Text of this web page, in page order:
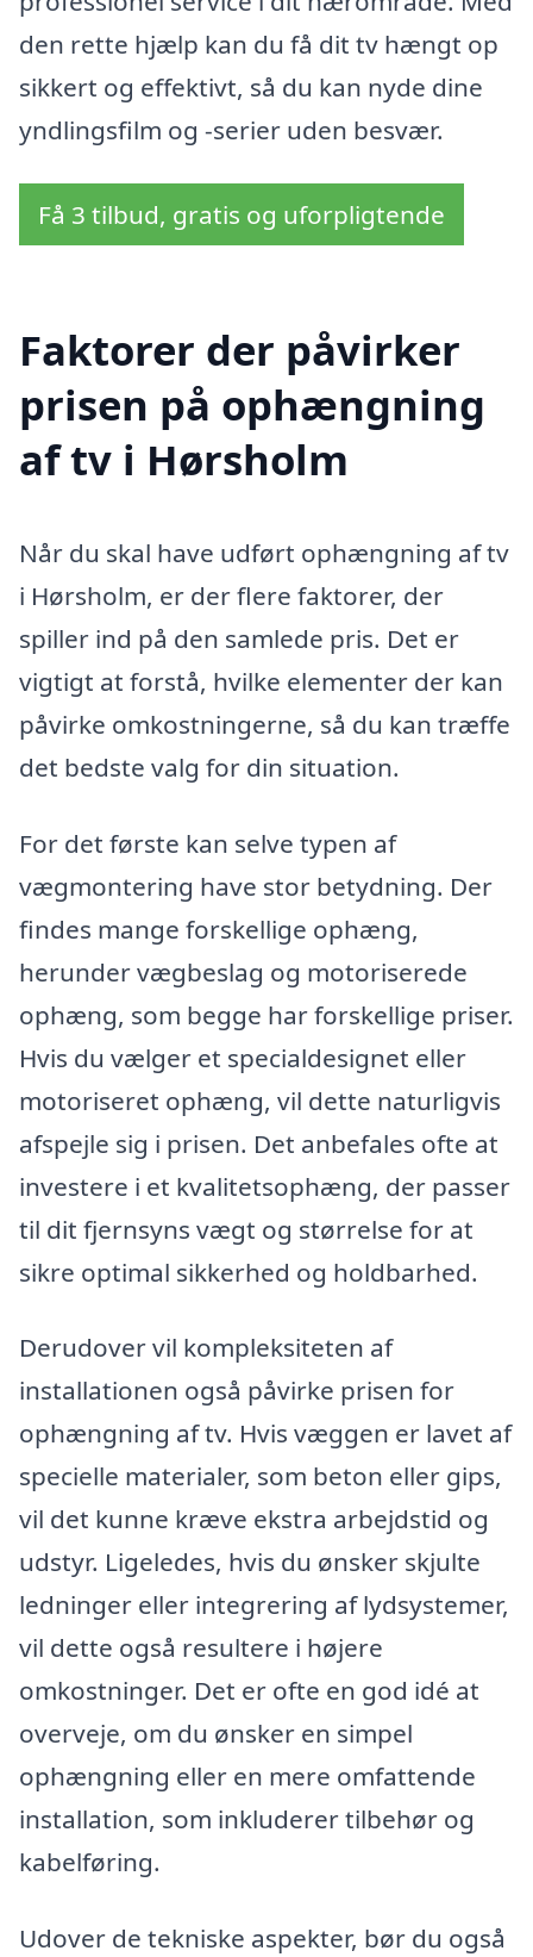
den rette hjælp kan du få dit tv hængt op
sikkert og effektivt, så du kan nyde dine
yndlingsfilm og -serier uden besvær.
Få 3 tilbud, gratis og uforpligtende
Faktorer der påvirker
prisen på ophængning
af tv i Hørsholm
Når du skal have udført ophængning af tv
i Hørsholm, er der flere faktorer, der
spiller ind på den samlede pris. Det er
vigtigt at forstå, hvilke elementer der kan
påvirke omkostningerne, så du kan træffe
det bedste valg for din situation.
For det første kan selve typen af
vægmontering have stor betydning. Der
findes mange forskellige ophæng,
herunder vægbeslag og motoriserede
ophæng, som begge har forskellige priser.
Hvis du vælger et specialdesignet eller
motoriseret ophæng, vil dette naturligvis
afspejle sig i prisen. Det anbefales ofte at
investere i et kvalitetsophæng, der passer
til dit fjernsyns vægt og størrelse for at
sikre optimal sikkerhed og holdbarhed.
Derudover vil kompleksiteten af
installationen også påvirke prisen for
ophængning af tv. Hvis væggen er lavet af
specielle materialer, som beton eller gips,
vil det kunne kræve ekstra arbejdstid og
udstyr. Ligeledes, hvis du ønsker skjulte
ledninger eller integrering af lydsystemer,
vil dette også resultere i højere
omkostninger. Det er ofte en god idé at
overveje, om du ønsker en simpel
ophængning eller en mere omfattende
installation, som inkluderer tilbehør og
kabelføring.
Udover de tekniske aspekter, bør du også